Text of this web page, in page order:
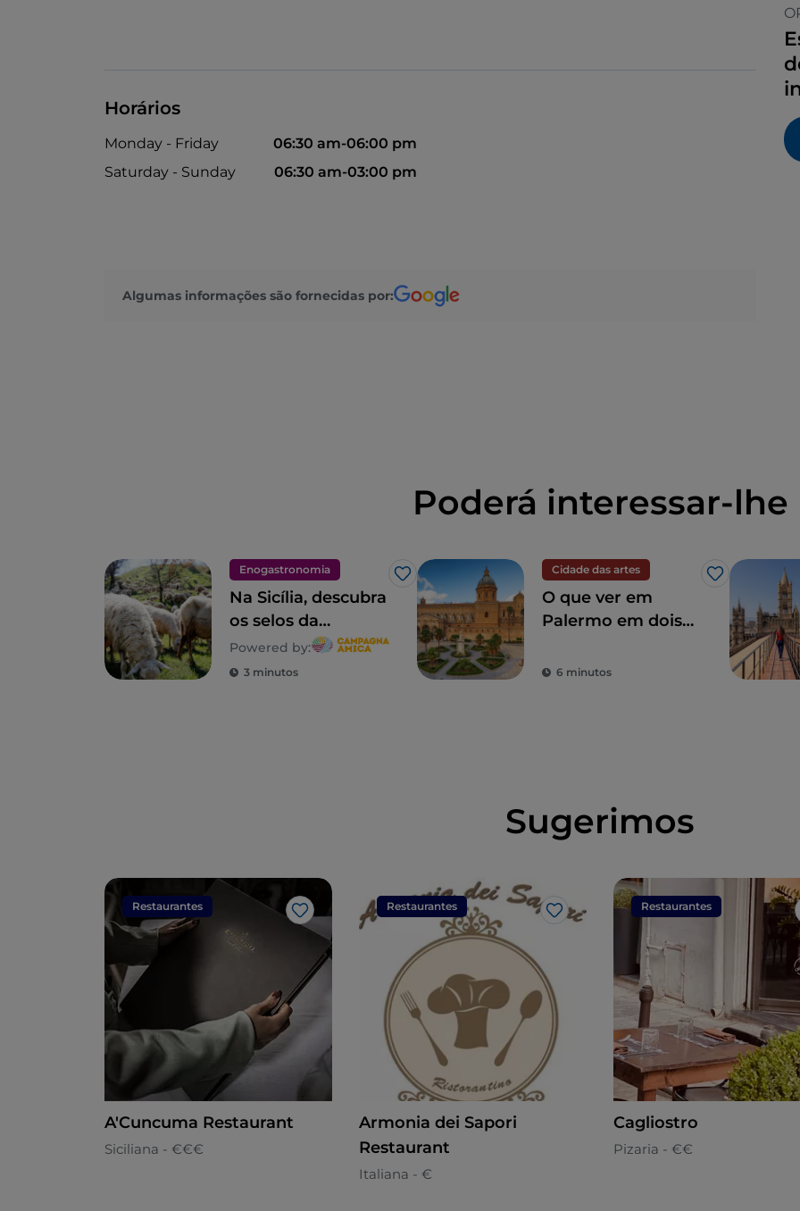
Horários
Monday - Friday
06:30 am-06:00 pm
Saturday - Sunday
06:30 am-03:00 pm
Algumas informações são fornecidas por:
Poderá interessar-lhe
Enogastronomia
Gosto
Na Sicília, descubra
os selos da
biodiversidade
rural
Powered by:
3 minutos
Cidade das artes
Gosto
O que ver em
Palermo em dois
6 minutos
Sugerimos
Restaurantes
Gosto
A'Cuncuma Restaurant
Siciliana - €€€
Restaurantes
Gosto
Armonia dei Sapori
Restaurant
Italiana - €
Restaurantes
Cagliostro
Pizaria - €€